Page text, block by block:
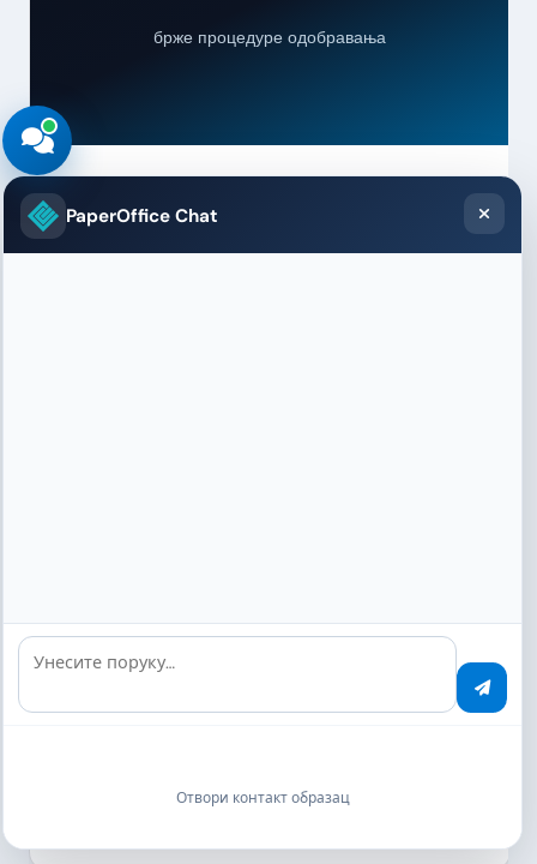
брже процедуре одобравања
IL Kwang Label Co., Ltd.
Спецификације фармацеутских и козметичких
налепница са регулаторним захтевима се аутоматски
усклађеност је кључна.
PaperOffice Chat
Унесите поруку…
Отвори контакт образац